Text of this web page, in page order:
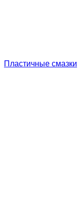
Пластичные смазки